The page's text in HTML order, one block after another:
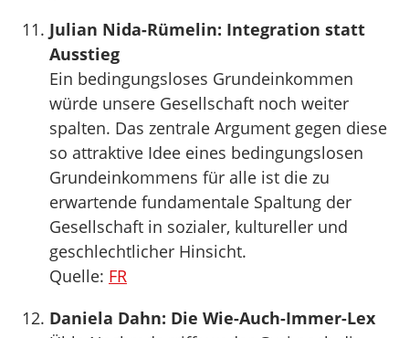
Julian Nida-Rümelin: Integration statt
Ausstieg
Ein bedingungsloses Grundeinkommen
würde unsere Gesellschaft noch weiter
spalten. Das zentrale Argument gegen diese
so attraktive Idee eines bedingungslosen
Grundeinkommens für alle ist die zu
erwartende fundamentale Spaltung der
Gesellschaft in sozialer, kultureller und
geschlechtlicher Hinsicht.
Quelle: FR
Daniela Dahn: Die Wie-Auch-Immer-Lex